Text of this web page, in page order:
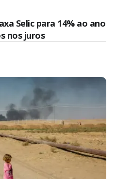
Selic para 14% ao ano
nos juros